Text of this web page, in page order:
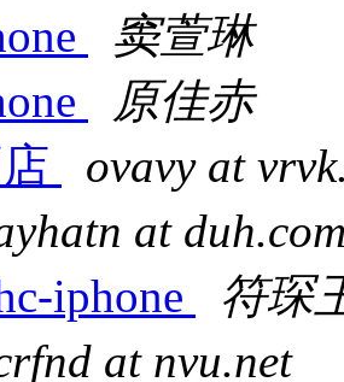
窦萱琳
原佳赤
ovavy at
at
iphone
符琛
at nvu.net